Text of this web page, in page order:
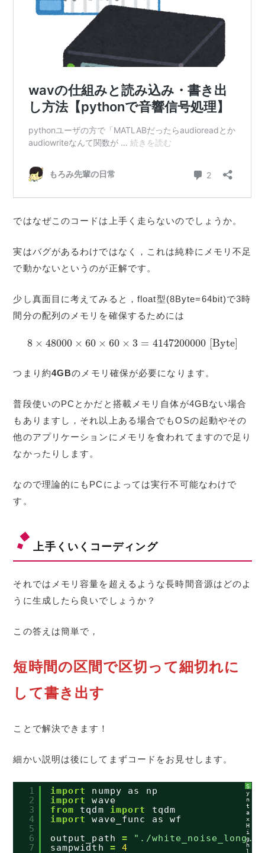
ではなぜこのコードは上手く走らないのでしょうか。
実はバグがあるわけではなく，これは純粋にメモリ不足
で動かないというのが正解です。
少し真面目に考えてみると，float型(8Byte=64bit)で3時
間分の配列のメモリを確保するためには
8 × 48000 × 60 × 60 × 3 = 4147200000 [Byte]
8 ×48000 ×60 × 60 × 3 = 4147200000[B yte
つまり約4GBのメモリ確保が必要になります。
普段使いのPCとかだと搭載メモリ自体が4GBない場合
もありますし，それ以上ある場合でもOSの起動やその
他のアプリケーションにメモリを食われてますので足り
なかったりします。
なので理論的にもPCによっては実行不可能なわけで
す。
上手くいくコーディング
それではメモリ容量を超えるような長時間音源はどのよ
うに生成したら良いでしょうか？
この答えは簡単で，
短時間の区間で区切って細切れに
して書き出す
ことで解決できます！
細かい説明は後にしてまずコードをお見せします。
S
y
n
t
a
x
H
i
g
h
l
1
2
3
4
5
6
7
import
numpy as np
import
wave
from
tqdm import
tqdm
import
wave_func as wf
output_path =
"./
sampwidth =
4